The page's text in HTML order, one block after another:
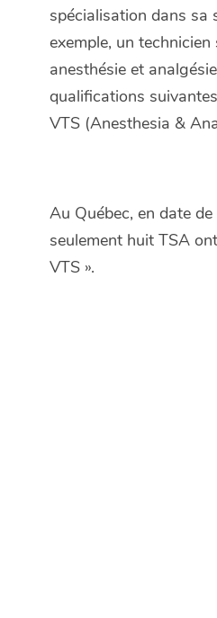
spécialisation dans sa
exemple, un technicien
anesthésie et
qualifications
VTS (Anesthesia &
Au Québec, en date
seulement huit TSA
VTS ».